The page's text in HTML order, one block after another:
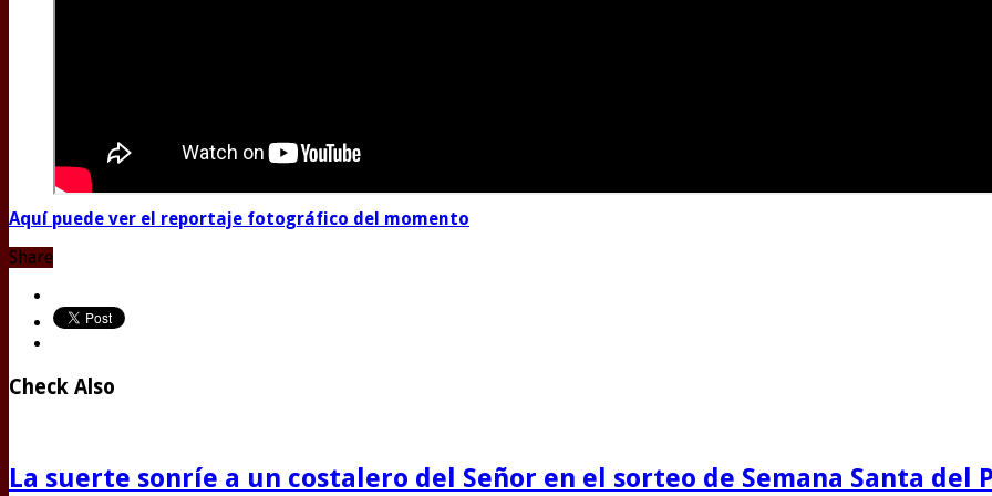
Aquí puede ver el reportaje fotográfico del momento
Share
Check Also
La suerte sonríe a un costalero del Señor en el sorteo de Semana Santa